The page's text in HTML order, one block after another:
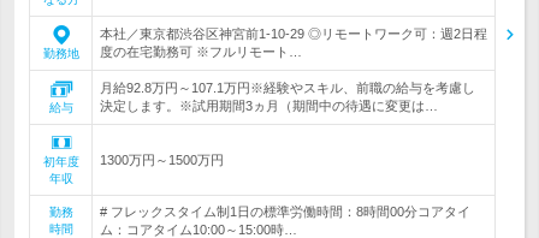
勤務地
本社／東京都渋谷区神宮前1-10-29 ◎リモートワーク可：週2日程
度の在宅勤務可 ※フルリモート…
給与
月給92.8万円～107.1万円※経験やスキル、前職の給与を考慮し
決定します。※試用期間3ヵ月（期間中の待遇に変更は…
初年度
年収
1300万円～1500万円
勤務
時間
# フレックスタイム制1日の標準労働時間：8時間00分コアタイ
ム：コアタイム10:00～15:00時…